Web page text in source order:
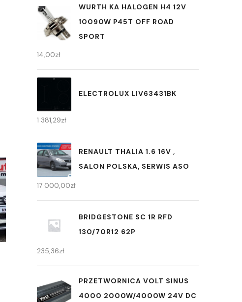
WURTH KA HALOGEN H4 12V
10090W P45T OFF ROAD
SPORT
14,00zł
ELECTROLUX LIV63431BK
1 381,29zł
RENAULT THALIA 1.6 16V ,
SALON POLSKA, SERWIS ASO
17 000,00zł
BRIDGESTONE SC 1R RFD
130/70R12 62P
235,36zł
PRZETWORNICA VOLT SINUS
4000 2000W/4000W 24V DC